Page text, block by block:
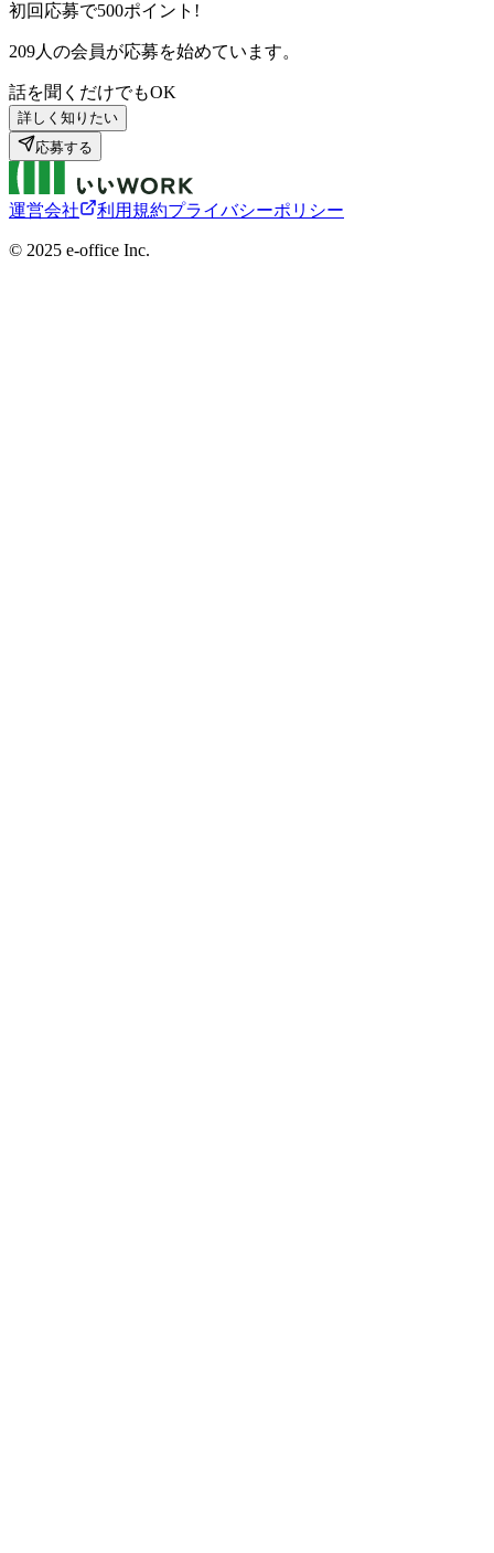
初回応募で500ポイント!
209人の会員が応募を始めています。
話を聞くだけでもOK
詳しく知りたい
応募する
運営会社 利用規約プライバシーポリシー
©︎ 2025 e-office Inc.